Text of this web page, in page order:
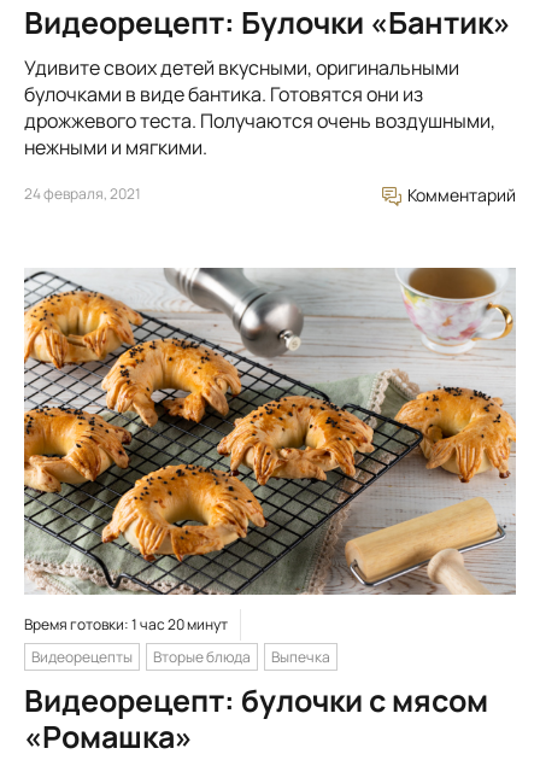
Видеорецепт: Булочки «Бантик»
Удивите своих детей вкусными, оригинальными
булочками в виде бантика. Готовятся они из
дрожжевого теста. Получаются очень воздушными,
нежными и мягкими.
24 февраля, 2021 Комментарий
Время готовки: 1 час 20 минут
Видеорецепты
Вторые блюда Выпечка
Видеорецепт: булочки с мясом
«Ромашка»